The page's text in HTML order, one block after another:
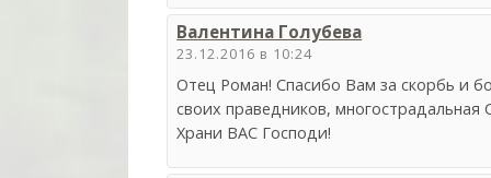
Валентина Голубева
23.12.2016 в 10:24
Отец Роман! Спасибо Вам за скорбь и
своих праведников, многострадальная
Храни ВАС Господи!